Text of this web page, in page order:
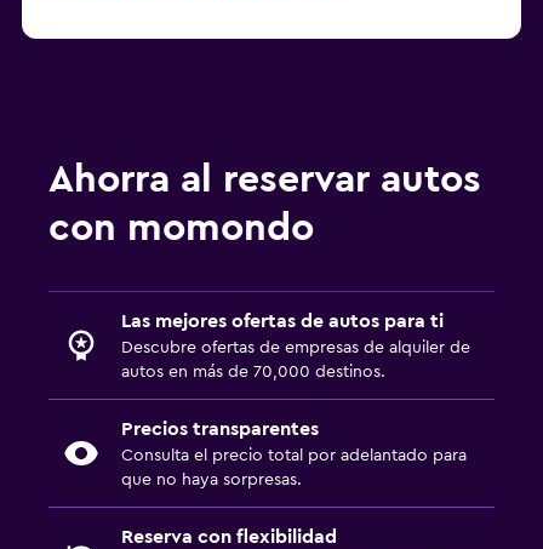
Ahorra al reservar autos
con momondo
Las mejores ofertas de autos para ti
Descubre ofertas de empresas de alquiler de
autos en más de 70,000 destinos.
Precios transparentes
Consulta el precio total por adelantado para
que no haya sorpresas.
Reserva con flexibilidad